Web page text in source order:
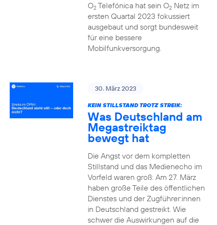
O2Telefónica hat sein O2Netz im
ersten Quartal 2023 fokussiert
ausgebaut und sorgt bundesweit
für eine bessere
Mobilfunkversorgung.
30. März 2023
KEIN STILLSTAND TROTZ STREIK:
Was Deutschland am
Megastreiktag
bewegt hat
Die Angst vor dem kompletten
Stillstand und das Medienecho im
Vorfeld waren groß: Am 27. März
haben große Teile des öffentlichen
Dienstes und der Zugführer:innen
in Deutschland gestreikt. Wie
schwer die Auswirkungen auf die